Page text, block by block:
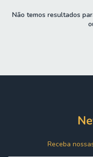
Não temos resultados
Receba